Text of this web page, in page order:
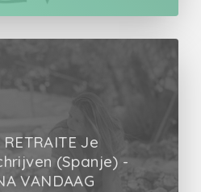
Je
(Spanje) -
VANDAAG